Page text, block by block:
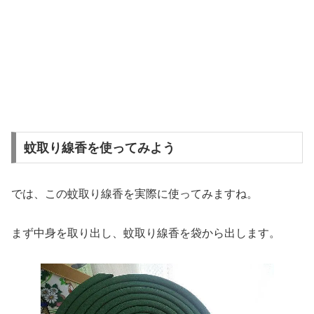
蚊取り線香を使ってみよう
では、この蚊取り線香を実際に使ってみますね。
まず中身を取り出し、蚊取り線香を袋から出します。